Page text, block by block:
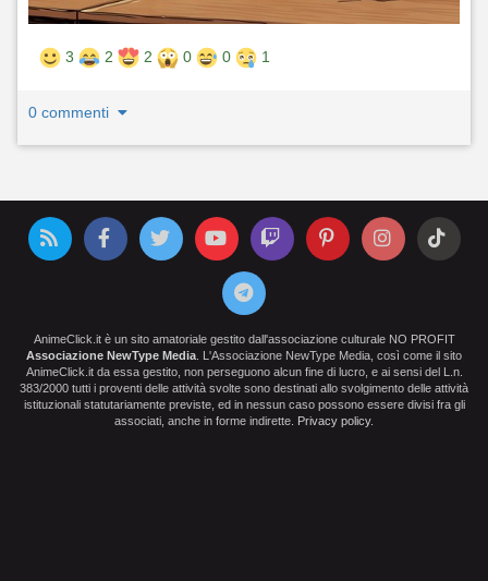
3 2 2 0 0 1
0 commenti
AnimeClick.it è un sito amatoriale gestito dall'associazione culturale NO PROFIT
Associazione NewType Media . L'Associazione NewType Media, così come il sito
AnimeClick.it da essa gestito, non perseguono alcun fine di lucro, e ai sensi del L.n.
383/2000 tutti i proventi delle attività svolte sono destinati allo svolgimento delle attività
istituzionali statutariamente previste, ed in nessun caso possono essere divisi fra gli
associati, anche in forme indirette. Privacy policy.